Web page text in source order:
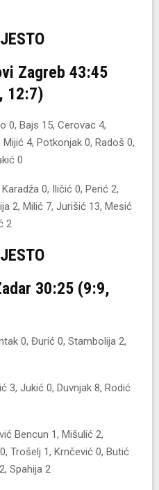
Zagreb 43:45
12:7)
0, Bajs 15, Cerovac 4,
4, Potkonjak 0, Radoš 0,
0
0, Iličić 0, Perić 2,
2, Milić 7, Jurišić 13, Mesić
2
30:25 (9:9,
0, Đurić 0, Stambolija 2,
3, Jukić 0, Duvnjak 8, Rodić
Bencun 1, Mišulić 2,
Trošelj 1, Krnčević 0, Butić
Spahija 2